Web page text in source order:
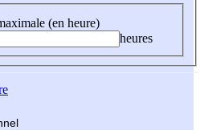
(en heure)
heures